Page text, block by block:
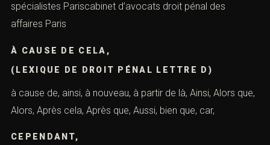
spécialistes Pariscabinet d’avocats droit pénal des
affaires Paris
À CAUSE DE CELA,
(LEXIQUE DE DROIT PÉNAL LETTRE D)
à cause de, ainsi, à nouveau, à partir de là, Ainsi, Alors que,
Alors, Après cela, Après que, Aussi, bien que, car,
CEPENDANT,